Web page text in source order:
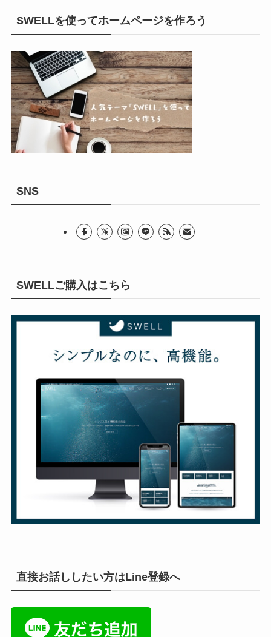
SWELLを使ってホームページを作ろう
SNS
SWELLご購入はこちら
直接お話ししたい方はLine登録へ